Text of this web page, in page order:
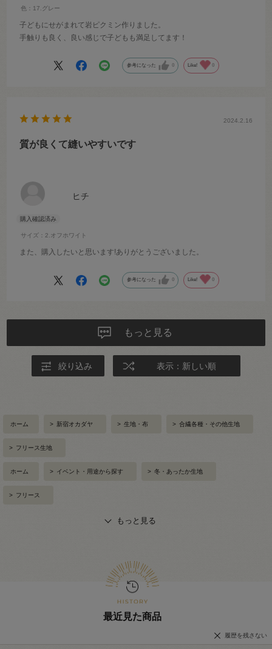
色：17.グレー
子どもにせがまれて岩ピクミン作りました。
手触りも良く、良い感じで子どもも満足してます！
参考になった 0 Like! 0
ヒチ
サイズ：2.オフホワイト
2024.2.16
質が良くて縫いやすいです
また、購入したいと思います!ありがとうございました。
参考になった 0 Like! 0
もっと見る
絞り込み 表示：新しい順
ホーム > 新宿オカダヤ > 生地・布 > 合繊各種・その他生地
> フリース生地
ホーム > イベント・用途から探す > 冬・あったか生地
> フリース
もっと見る
最近見た商品
履歴を残さない